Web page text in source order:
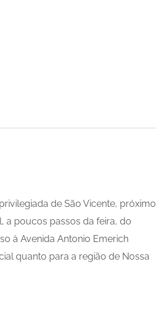
de São Vicente, próximo
a poucos passos da feira, do
à Avenida Antonio Emerich
quanto para a região de Nossa